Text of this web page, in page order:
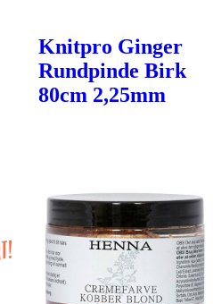
Knitpro Ginger
Rundpinde Birk
80cm 2,25mm